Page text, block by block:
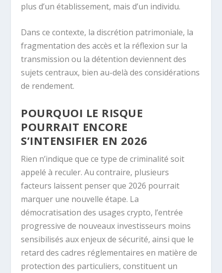
plus d’un établissement, mais d’un individu.
Dans ce contexte, la discrétion patrimoniale, la
fragmentation des accès et la réflexion sur la
transmission ou la détention deviennent des
sujets centraux, bien au-delà des considérations
de rendement.
POURQUOI LE RISQUE
POURRAIT ENCORE
S’INTENSIFIER EN 2026
Rien n’indique que ce type de criminalité soit
appelé à reculer. Au contraire, plusieurs
facteurs laissent penser que 2026 pourrait
marquer une nouvelle étape. La
démocratisation des usages crypto, l’entrée
progressive de nouveaux investisseurs moins
sensibilisés aux enjeux de sécurité, ainsi que le
retard des cadres réglementaires en matière de
protection des particuliers, constituent un